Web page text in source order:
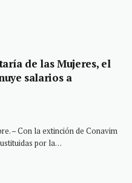
de las Mujeres, el
salarios a
– Con la extinción de Conavim
por la…